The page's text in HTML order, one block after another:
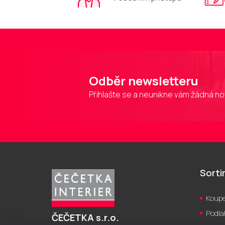
Odběr newsletteru
Přihlašte se a neunikne vám žádná
ČEČETKA s.r.o.